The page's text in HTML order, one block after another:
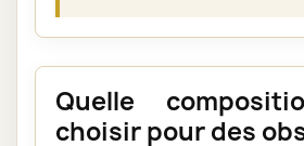
Quelle
choisir pour des